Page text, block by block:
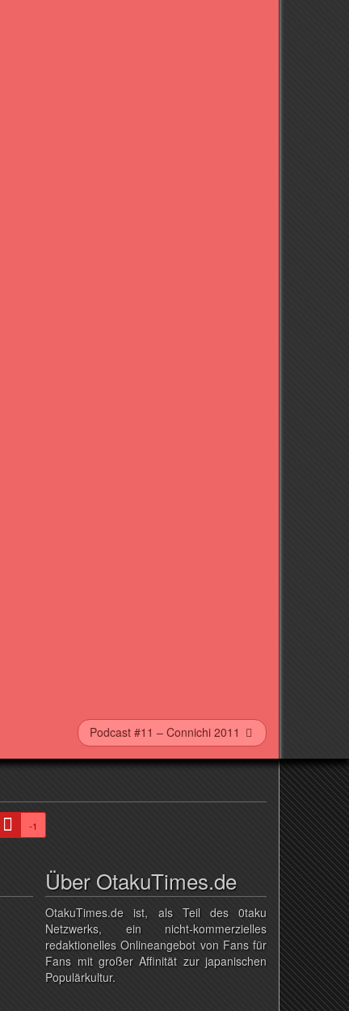
Podcast #11 – Connichi 2011
-1
Über OtakuTimes.de
OtakuTimes.de ist, als Teil des 0taku
Netzwerks, ein nicht-kommerzielles
redaktionelles Onlineangebot von Fans für
Fans mit großer Affinität zur japanischen
Populärkultur.